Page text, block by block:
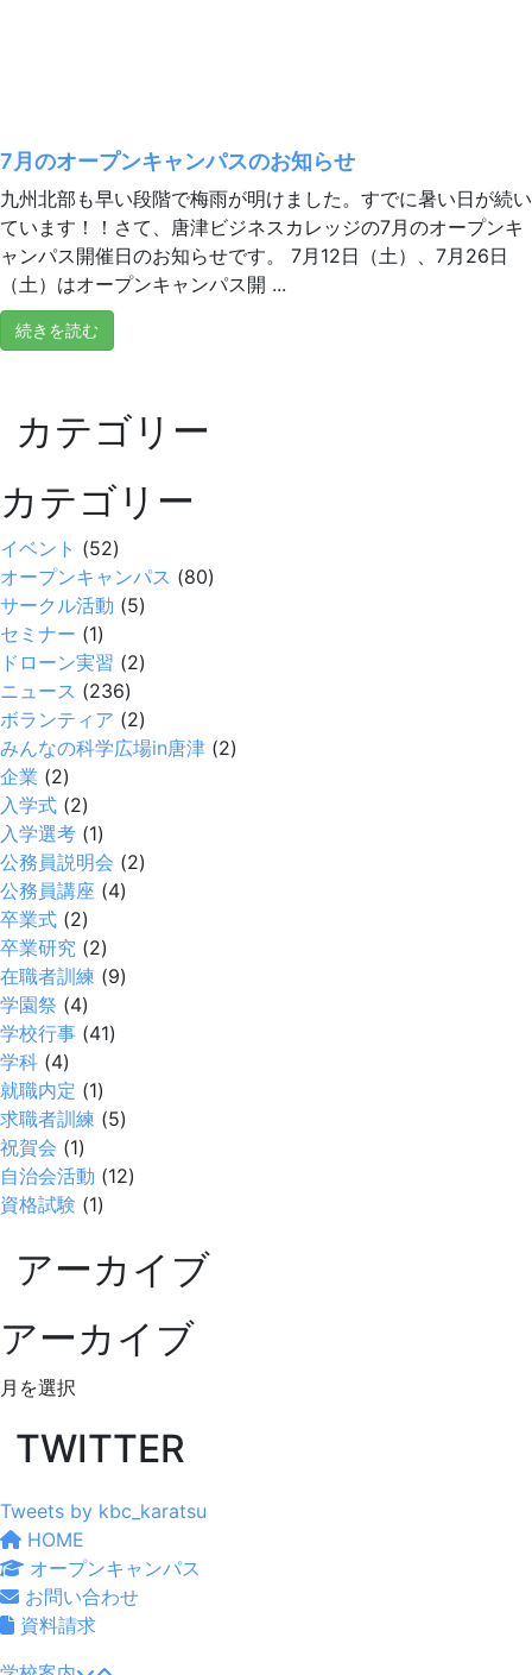
7月のオープンキャンパスのお知らせ
九州北部も早い段階で梅雨が明けました。すでに暑い日が続い
ています！！さて、唐津ビジネスカレッジの7月のオープンキ
ャンパス開催日のお知らせです。 7月12日（土）、7月26日
（土）はオープンキャンパス開 ...
続きを読む
カテゴリー
カテゴリー
イベント (52)
オープンキャンパス (80)
サークル活動 (5)
セミナー (1)
ドローン実習 (2)
ニュース (236)
ボランティア (2)
みんなの科学広場in唐津 (2)
企業 (2)
入学式 (2)
入学選考 (1)
公務員説明会 (2)
公務員講座 (4)
卒業式 (2)
卒業研究 (2)
在職者訓練 (9)
学園祭 (4)
学校行事 (41)
学科 (4)
就職内定 (1)
求職者訓練 (5)
祝賀会 (1)
自治会活動 (12)
資格試験 (1)
アーカイブ
アーカイブ
ア
カ
ブ
TWITTER
Tweets by kbc_karatsu
HOME
オープンキャンパス
お問い合わせ
資料請求